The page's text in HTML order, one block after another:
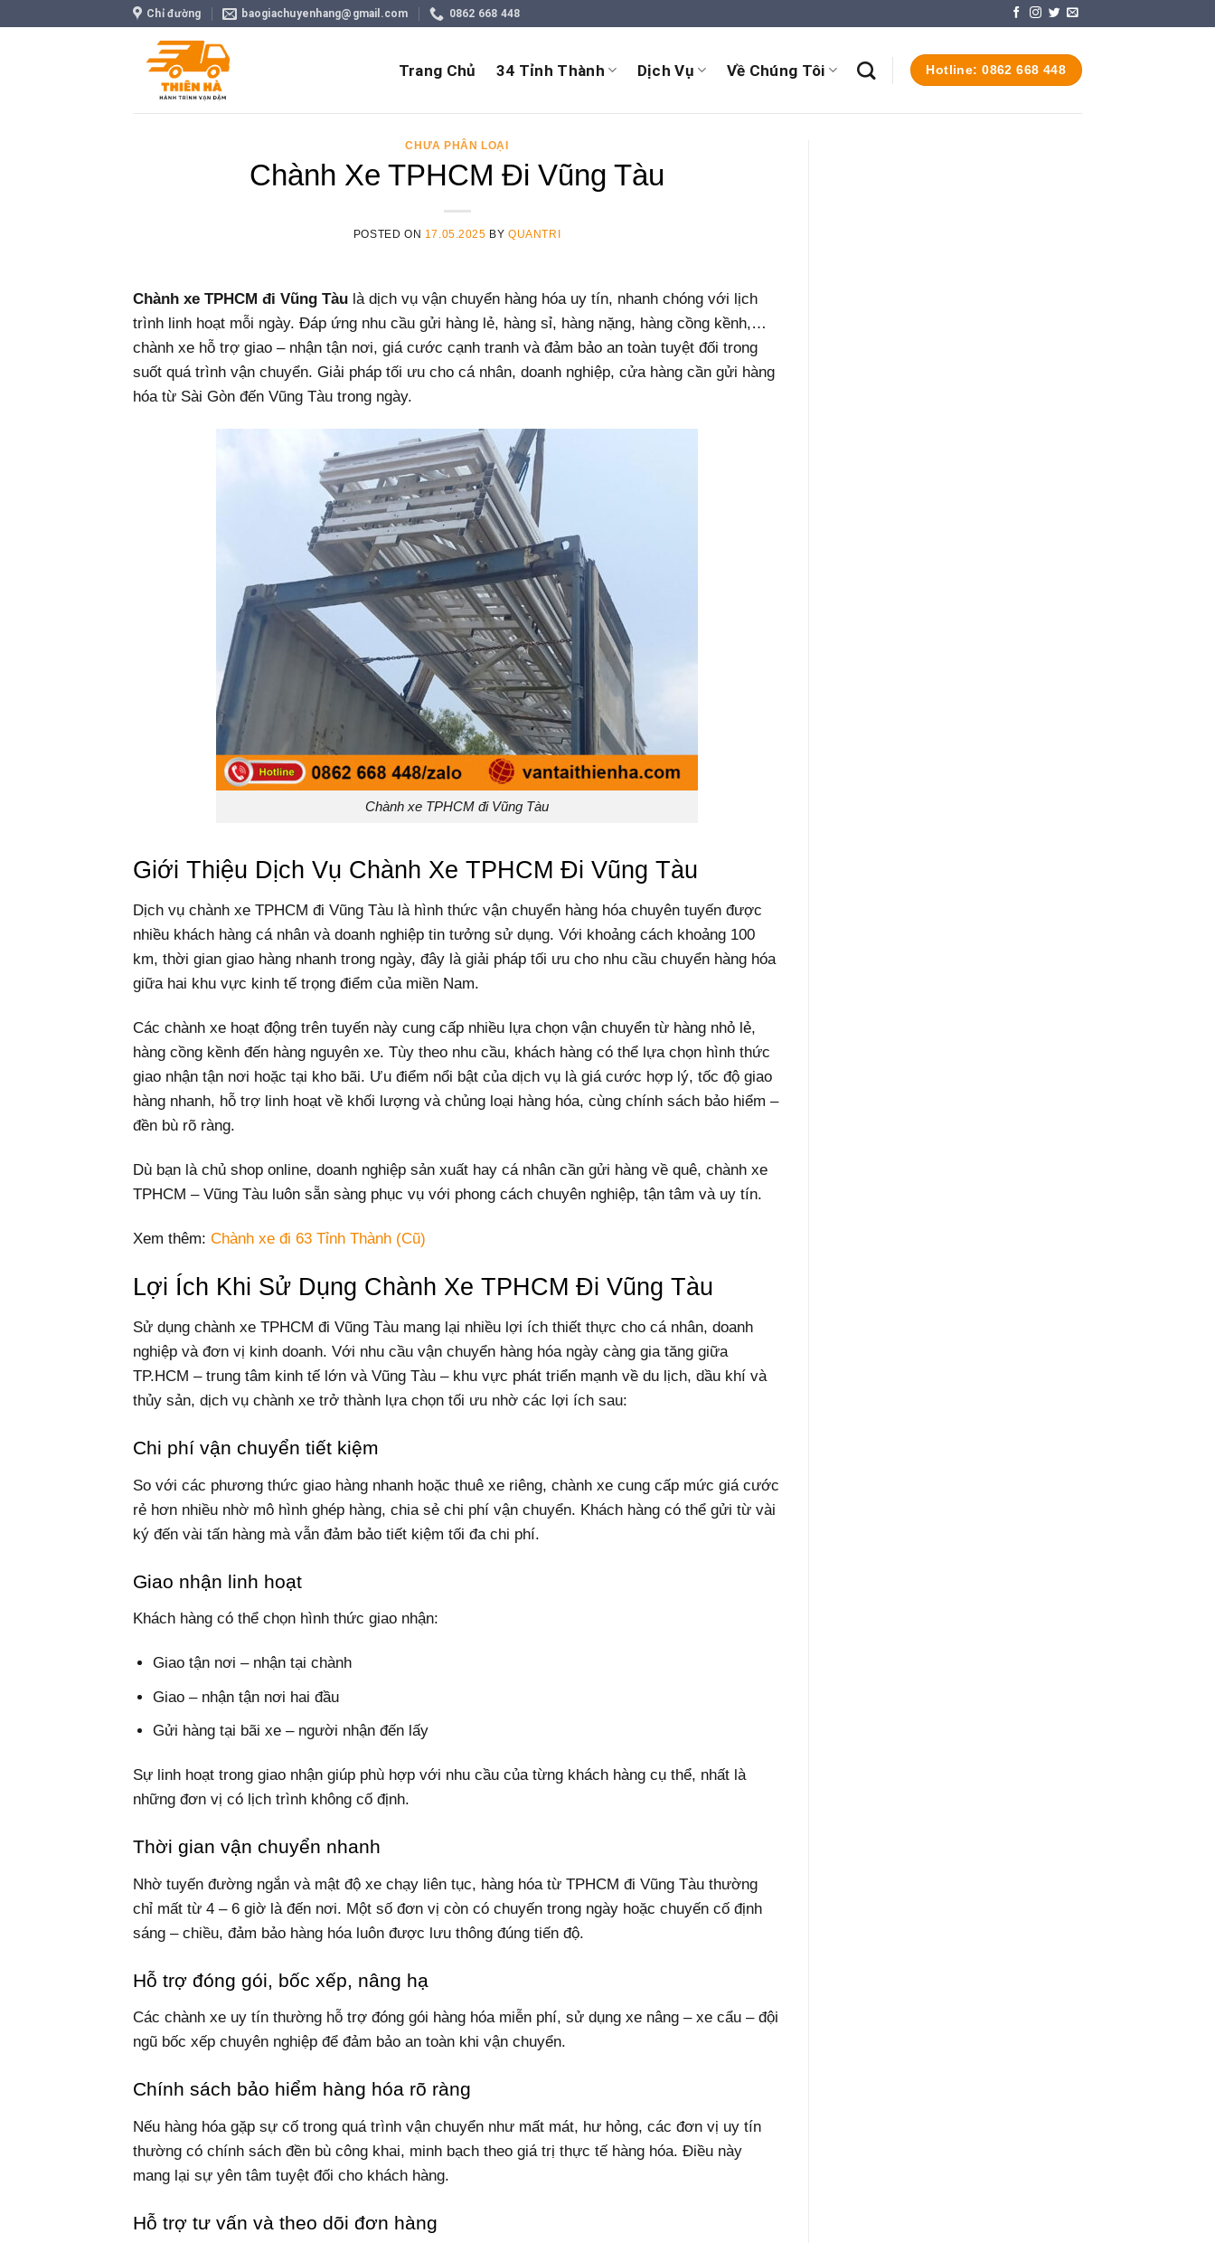
Chỉ đường baogiachuyenhang@gmail.com 0862 668 448
Trang Chủ 34 Tỉnh Thành Dịch Vụ Về Chúng Tôi Hotline: 0862 668 448
CHƯA PHÂN LOẠI
Chành Xe TPHCM Đi Vũng Tàu
POSTED ON 17.05.2025 BYQUANTRI
Chành xe TPHCM đi Vũng Tàu là dịch vụ vận chuyển hàng hóa uy tín, nhanh chóng với lịch
trình linh hoạt mỗi ngày. Đáp ứng nhu cầu gửi hàng lẻ, hàng sỉ, hàng nặng, hàng cồng kềnh,…
chành xe hỗ trợ giao – nhận tận nơi, giá cước cạnh tranh và đảm bảo an toàn tuyệt đối trong
suốt quá trình vận chuyển. Giải pháp tối ưu cho cá nhân, doanh nghiệp, cửa hàng cần gửi hàng
hóa từ Sài Gòn đến Vũng Tàu trong ngày.
Chành xe TPHCM đi Vũng Tàu
Giới Thiệu Dịch Vụ Chành Xe TPHCM Đi Vũng Tàu
Dịch vụ chành xe TPHCM đi Vũng Tàu là hình thức vận chuyển hàng hóa chuyên tuyến được
nhiều khách hàng cá nhân và doanh nghiệp tin tưởng sử dụng. Với khoảng cách khoảng 100
km, thời gian giao hàng nhanh trong ngày, đây là giải pháp tối ưu cho nhu cầu chuyển hàng hóa
giữa hai khu vực kinh tế trọng điểm của miền Nam.
Các chành xe hoạt động trên tuyến này cung cấp nhiều lựa chọn vận chuyển từ hàng nhỏ lẻ,
hàng cồng kềnh đến hàng nguyên xe. Tùy theo nhu cầu, khách hàng có thể lựa chọn hình thức
giao nhận tận nơi hoặc tại kho bãi. Ưu điểm nổi bật của dịch vụ là giá cước hợp lý, tốc độ giao
hàng nhanh, hỗ trợ linh hoạt về khối lượng và chủng loại hàng hóa, cùng chính sách bảo hiểm –
đền bù rõ ràng.
Dù bạn là chủ shop online, doanh nghiệp sản xuất hay cá nhân cần gửi hàng về quê, chành xe
TPHCM – Vũng Tàu luôn sẵn sàng phục vụ với phong cách chuyên nghiệp, tận tâm và uy tín.
Xem thêm: Chành xe đi 63 Tỉnh Thành (Cũ)
Lợi Ích Khi Sử Dụng Chành Xe TPHCM Đi Vũng Tàu
Sử dụng chành xe TPHCM đi Vũng Tàu mang lại nhiều lợi ích thiết thực cho cá nhân, doanh
nghiệp và đơn vị kinh doanh. Với nhu cầu vận chuyển hàng hóa ngày càng gia tăng giữa
TP.HCM – trung tâm kinh tế lớn và Vũng Tàu – khu vực phát triển mạnh về du lịch, dầu khí và
thủy sản, dịch vụ chành xe trở thành lựa chọn tối ưu nhờ các lợi ích sau:
Chi phí vận chuyển tiết kiệm
So với các phương thức giao hàng nhanh hoặc thuê xe riêng, chành xe cung cấp mức giá cước
rẻ hơn nhiều nhờ mô hình ghép hàng, chia sẻ chi phí vận chuyển. Khách hàng có thể gửi từ vài
ký đến vài tấn hàng mà vẫn đảm bảo tiết kiệm tối đa chi phí.
Giao nhận linh hoạt
Khách hàng có thể chọn hình thức giao nhận:
Giao tận nơi – nhận tại chành
Giao – nhận tận nơi hai đầu
Gửi hàng tại bãi xe – người nhận đến lấy
Sự linh hoạt trong giao nhận giúp phù hợp với nhu cầu của từng khách hàng cụ thể, nhất là
những đơn vị có lịch trình không cố định.
Thời gian vận chuyển nhanh
Nhờ tuyến đường ngắn và mật độ xe chạy liên tục, hàng hóa từ TPHCM đi Vũng Tàu thường
chỉ mất từ 4 – 6 giờ là đến nơi. Một số đơn vị còn có chuyến trong ngày hoặc chuyến cố định
sáng – chiều, đảm bảo hàng hóa luôn được lưu thông đúng tiến độ.
Hỗ trợ đóng gói, bốc xếp, nâng hạ
Các chành xe uy tín thường hỗ trợ đóng gói hàng hóa miễn phí, sử dụng xe nâng – xe cẩu – đội
ngũ bốc xếp chuyên nghiệp để đảm bảo an toàn khi vận chuyển.
Chính sách bảo hiểm hàng hóa rõ ràng
Nếu hàng hóa gặp sự cố trong quá trình vận chuyển như mất mát, hư hỏng, các đơn vị uy tín
thường có chính sách đền bù công khai, minh bạch theo giá trị thực tế hàng hóa. Điều này
mang lại sự yên tâm tuyệt đối cho khách hàng.
Hỗ trợ tư vấn và theo dõi đơn hàng